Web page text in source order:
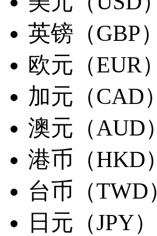
英镑（GBP）
欧元（EUR）
加元（CAD）
澳元（AUD）
港币（HKD）
台币（TWD
日元（JPY）